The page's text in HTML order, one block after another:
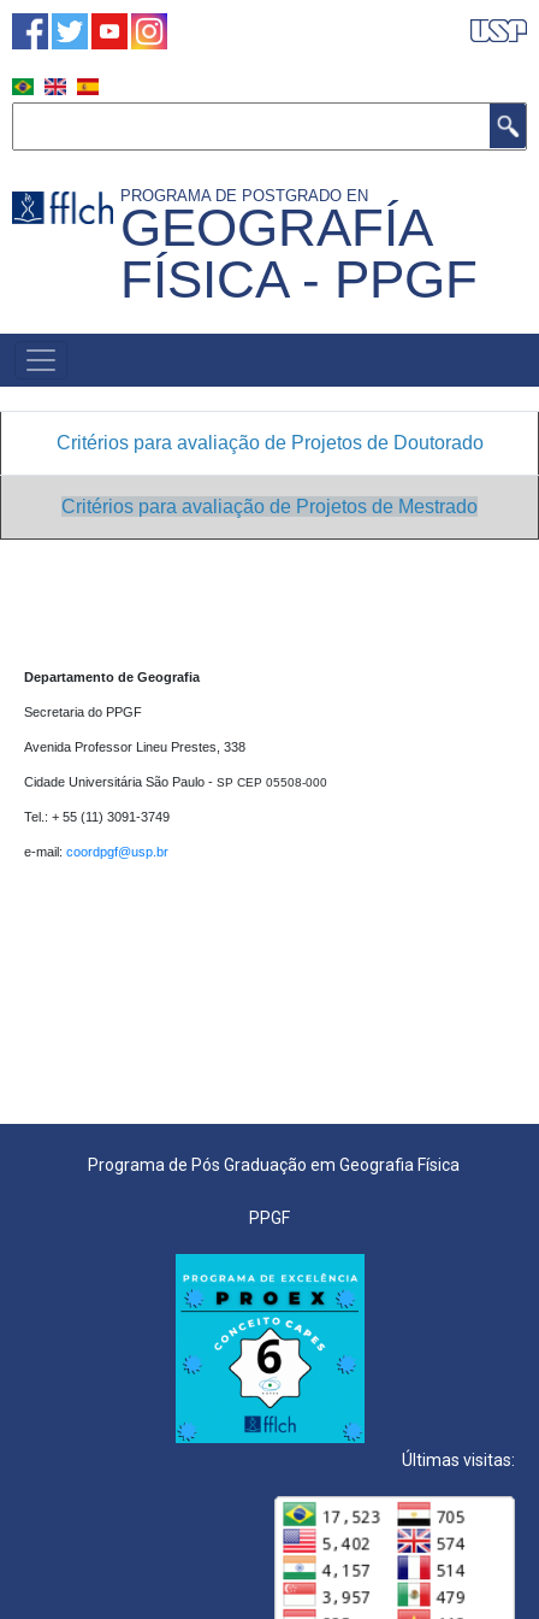
Pasar
al
contenido
PROGRAMA DE POSTGRADO EN
GEOGRAFÍA
FÍSICA - PPGF
NAVEGACIÓN
PRINCIPAL
Critérios para avaliação de Projetos de Doutorado
Critérios para avaliação de Projetos de Mestrado
Departamento de Geografia
Secretaria do PPGF
Avenida Professor Lineu Prestes, 338
Cidade Universitária São Paulo - SP CEP 05508-000
Tel.: + 55 (11) 3091-3749
e-mail: coordpgf@usp.br
Programa de Pós Graduação em Geografia Física
PPGF
Últimas visitas: